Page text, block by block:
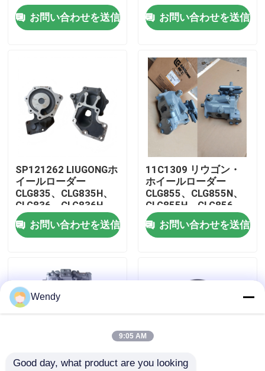
家
ビデオ
工場旅行
品質管理
ニュース
ブログ
CLG862N、
CLG870H、CLG888、
CLG890H、ZL50CN、
お問い合わせを送信
ZL50CNX、
CLG860H、
CLG862H、
CLG870H、CLG888、
CLG890H用のトランス
ミッション制御ユニッ
お問い合わせを送信
SP121262 LIUGONGホ
イールローダー
CLG835、CLG835H、
CLG836、CLG836H、
ZL30E、CLG855、
CLG862H、CLG870H
のための中間フレンズ
お問い合わせを送信
11C1309 リウゴン・
ホイールローダー
CLG855、CLG855N、
CLG855H、CLG856、
CLG850H、CLG860H
用の冷却ポンプアシ
お問い合わせを送信
Wendy
9:05 AM
Good day, what product are you looking